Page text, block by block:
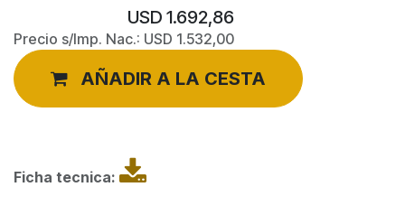
USD 1.692,86
Precio s/Imp. Nac.: USD 1.532,00
AÑADIR A LA CESTA
Ficha tecnica: